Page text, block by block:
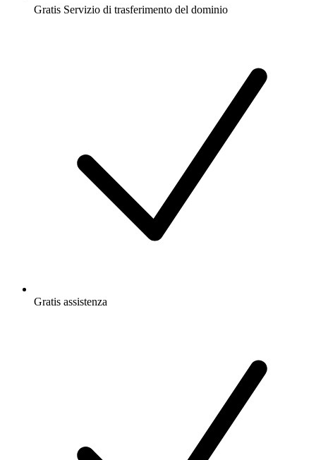
Gratis Servizio di trasferimento del dominio
Gratis assistenza